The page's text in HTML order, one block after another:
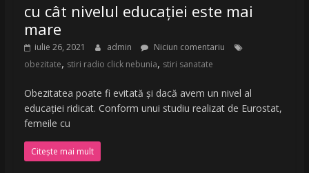
cu cât nivelul educației este mai
mare
iulie 26, 2021 admin
Niciun comentariu
obezitate, stiri radio click nebunia, stiri sanatate
Obezitatea poate fi evitată și dacă avem un nivel al
educației ridicat. Conform unui studiu realizat de Eurostat,
femeile cu
Citește mai mult